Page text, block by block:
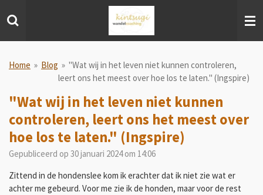
direct
hoofdinhoud
Home » Blog » "Wat wij in het leven niet kunnen controleren,
leert ons het meest over hoe los te laten." (Ingspire)
"Wat wij in het leven niet kunnen
controleren, leert ons het meest over
hoe los te laten." (Ingspire)
Gepubliceerd op 30 januari 2024 om 14:06
Zittend in de hondenslee kom ik erachter dat ik niet zie wat er
achter me gebeurd. Voor me zie ik de honden, maar voor de rest